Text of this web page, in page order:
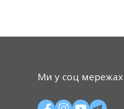
Ми у соц мережах